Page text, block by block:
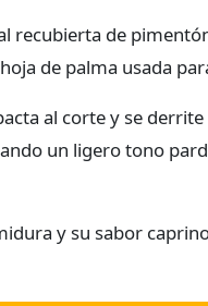
recubierta de
de palma usada
al corte y se
un ligero tono
y su sabor